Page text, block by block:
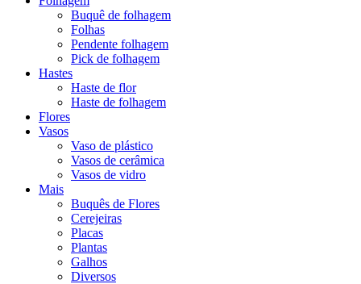
Buquê de folhagem
Folhas
Pendente folhagem
Pick de folhagem
Hastes
Haste de flor
Haste de folhagem
Flores
Vasos
Vaso de plástico
Vasos de cerâmica
Vasos de vidro
Mais
Buquês de Flores
Cerejeiras
Placas
Plantas
Galhos
Diversos